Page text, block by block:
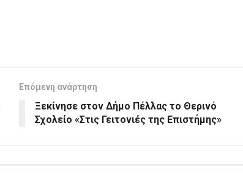
Επόμενη ανάρτηση
Ξεκίνησε στον Δήμο Πέλλας το Θερινό
Σχολείο «Στις Γειτονιές της Επιστήμης»